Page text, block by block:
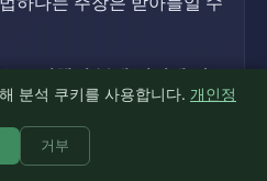
증명책임 분배 법리에 반
.
분석 쿠키를 사용합니다. 개인정
거부